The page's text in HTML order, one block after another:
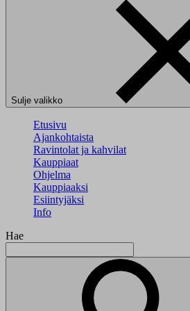
Sulje valikko
Etusivu
Ajankohtaista
Ravintolat ja kahvilat
Kauppiaat
Ohjelma
Kauppiaaksi
Esiintyjäksi
Info
Hae